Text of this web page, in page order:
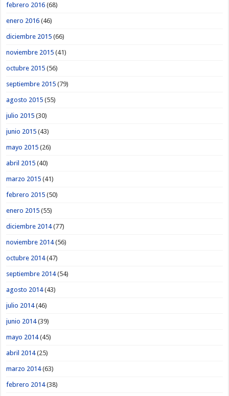
febrero 2016 (68)
enero 2016 (46)
diciembre 2015 (66)
noviembre 2015 (41)
octubre 2015 (56)
septiembre 2015 (79)
agosto 2015 (55)
julio 2015 (30)
junio 2015 (43)
mayo 2015 (26)
abril 2015 (40)
marzo 2015 (41)
febrero 2015 (50)
enero 2015 (55)
diciembre 2014(77)
noviembre 2014(56)
octubre 2014(47)
septiembre 2014(54)
agosto 2014(43)
julio 2014(46)
junio 2014(39)
mayo 2014(45)
abril 2014(25)
marzo 2014(63)
febrero 2014(38)